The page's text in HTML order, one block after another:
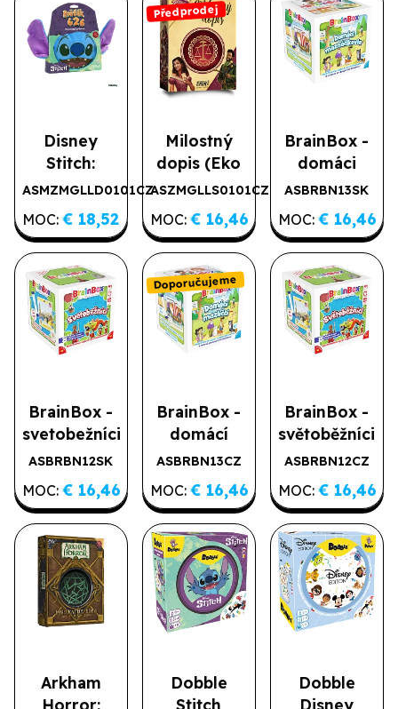
Disney
Stitch:
Rošťák 626
ASMZMGLLD0101CZ
MOC:€ 18,52
Milostný
dopis (Eko
box)
Předprodej
ASZMGLLS0101CZ
Předprodej
MOC: € 16,46
BrainBox -
domáci
maznáčikovia
ASBRBN13SK
MOC: € 16,46
BrainBox -
svetobežníci
SK
ASBRBN12SK
MOC: € 16,46
BrainBox -
domácí
mazlíčci
Doporučujeme
ASBRBN13CZ
Doporučujeme
MOC: € 16,46
BrainBox -
světoběžníci
ASBRBN12CZ
MOC: € 16,46
Arkham
Horror:
Dobble
Stitch
Dobble
Disney